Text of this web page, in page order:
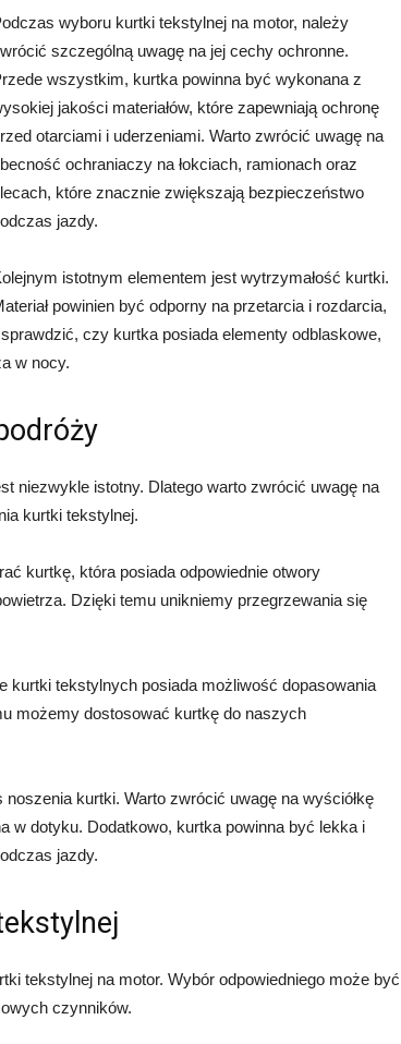
wyboru kurtki tekstylnej na motor, należy
szczególną uwagę na jej cechy ochronne.
wszystkim, kurtka powinna być wykonana z
jakości materiałów, które zapewniają ochronę
otarciami i uderzeniami. Warto zwrócić uwagę na
ochraniaczy na łokciach, ramionach oraz
które znacznie zwiększają bezpieczeństwo
jazdy.
istotnym elementem jest wytrzymałość kurtki.
powinien być odporny na przetarcia i rozdarcia,
czy kurtka posiada elementy odblaskowe,
w nocy.
niezwykle istotny. Dlatego warto zwrócić uwagę na
kurtki tekstylnej.
kurtkę, która posiada odpowiednie otwory
Dzięki temu unikniemy przegrzewania się
kurtki tekstylnych posiada możliwość dopasowania
możemy dostosować kurtkę do naszych
kurtki. Warto zwrócić uwagę na wyściółkę
w dotyku. Dodatkowo, kurtka powinna być lekka i
jazdy.
tekstylnej na motor. Wybór odpowiedniego może być
czynników.